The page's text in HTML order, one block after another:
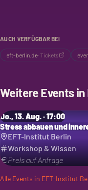
AUCH VERFÜGBAR BEI
eft-berlin.de· Tickets
Weitere Events in
Do., 13. Aug. · 17:00
Stress abbauen und
EFT-Institut Berlin
Workshop & Wissen
Preis auf Anfrage
Alle Events in EFT-Institut